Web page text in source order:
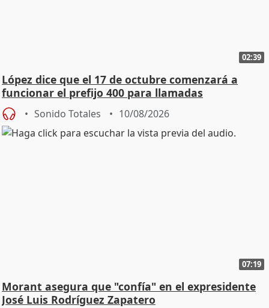
02:39
López dice que el 17 de octubre comenzará a
funcionar el prefijo 400 para llamadas
comerciales
Sonido Totales 10/08/2026
07:19
Morant asegura que "confía" en el expresidente
José Luis Rodríguez Zapatero